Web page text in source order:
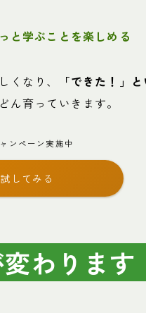
と学ぶことを楽しめる
くなり、
「できた！」
ん育っていきます。
ンペーン実施中
してみる
わります